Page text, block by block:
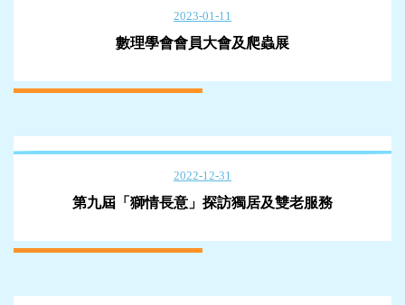
2023-01-11
數理學會會員大會及爬蟲展
2022-12-31
第九屆「獅情長意」探訪獨居及雙老服務